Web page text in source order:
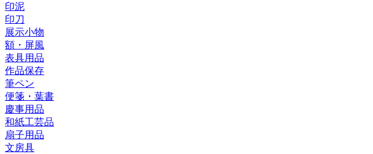
印泥
印刀
展示小物
額・屏風
表具用品
作品保存
筆ペン
便箋・葉書
慶事用品
和紙工芸品
扇子用品
文房具